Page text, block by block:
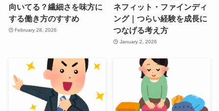
向いてる？繊細さを味方に
する働き方のすすめ
February 28, 2026
ネフィット・ファインディ
ング｜つらい経験を成長に
つなげる考え方
January 2, 2026